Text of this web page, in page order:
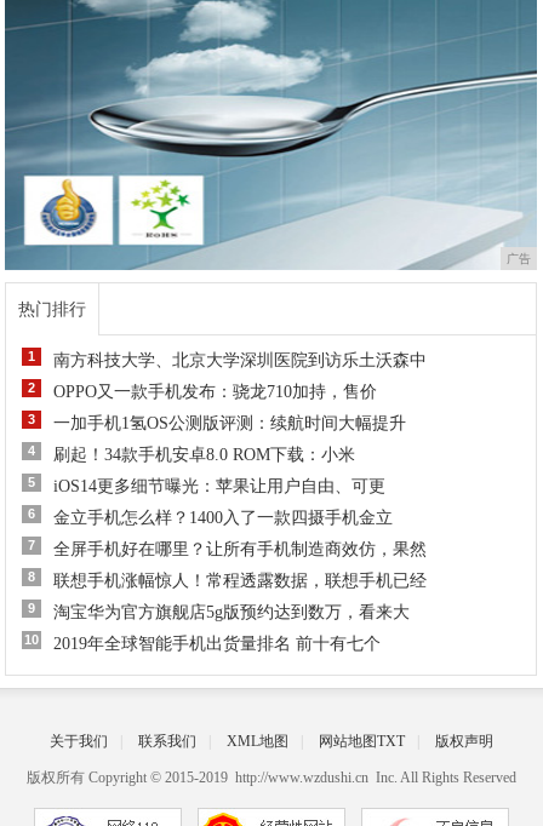
广告
热门排行
1 南方科技大学、北京大学深圳医院到访乐土沃森中
2 OPPO又一款手机发布：骁龙710加持，售价
3 一加手机1氢OS公测版评测：续航时间大幅提升
4 刷起！34款手机安卓8.0 ROM下载：小米
5 iOS14更多细节曝光：苹果让用户自由、可更
6 金立手机怎么样？1400入了一款四摄手机金立
7 全屏手机好在哪里？让所有手机制造商效仿，果然
8 联想手机涨幅惊人！常程透露数据，联想手机已经
9 淘宝华为官方旗舰店5g版预约达到数万，看来大
10 2019年全球智能手机出货量排名 前十有七个
关于我们 联系我们 XML地图 网站地图TXT 版权声明
版权所有 Copyright © 2015-2019 http://www.wzdushi.cn Inc. All Rights Reserved